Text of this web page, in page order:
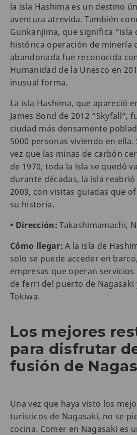
la isla Hashima es un destino
aventura atrevida. También
Gunkanjima, que significa “isla
histórica operación de minería
abandonada fue reconocida
Humanidad de la Unesco en
inusual forma.
La isla Hashima, que apareció
James Bond de 2012 “Skyfall”,
ciudad más densamente
5000 personas viviendo en
vez que las minas de carbón
de 1970, toda la isla se quedó
durante décadas, la isla
2009, con visitas guiadas que
su historia.
• Dirección: Takashimamachi,
Cómo llegar: A la isla de
solo se puede acceder en
empresas que operan
de ferri del puerto de
Tokiwa.
Los mejores
para disfrutar
fusión de
Una vez que haya visto los
turísticos de Nagasaki, no se
cocina. Comer en Nagasaki es